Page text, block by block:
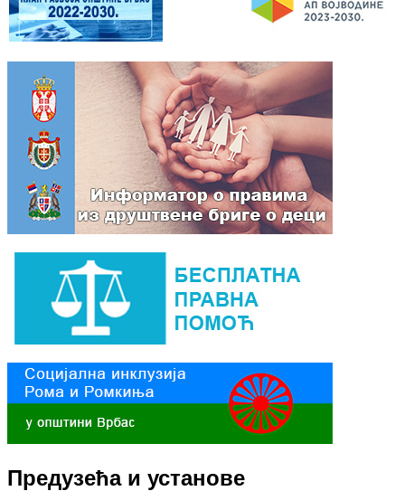
Предузећа и установе